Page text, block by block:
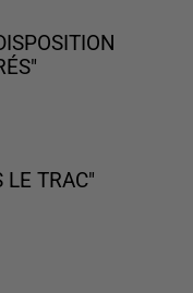
LE TRAC"